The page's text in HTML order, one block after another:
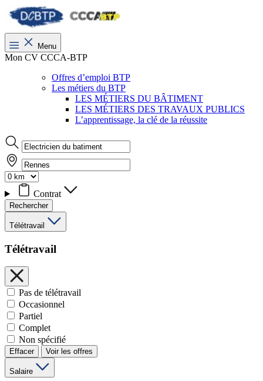
Menu
Mon CV CCCA-BTP
Offres d’emploi BTP
Les métiers du BTP
LES MÉTIERS DU BÂTIMENT
LES MÉTIERS DES TRAVAUX PUBLICS
L’apprentissage, la clé de la réussite
Contrat
Rechercher
Télétravail
Télétravail
Pas de télétravail
Occasionnel
Partiel
Complet
Non spécifié
Effacer Voir les offres
Salaire